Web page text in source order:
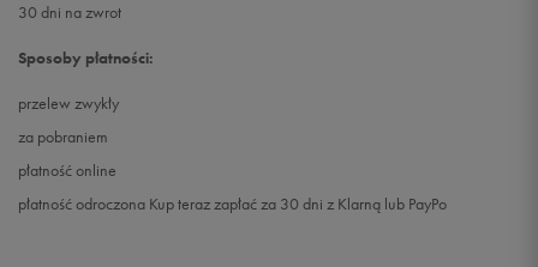
30 dni na zwrot
Sposoby płatności:
przelew zwykły
za pobraniem
płatność online
płatność odroczona Kup teraz zapłać za 30 dni z Klarną lub PayPo